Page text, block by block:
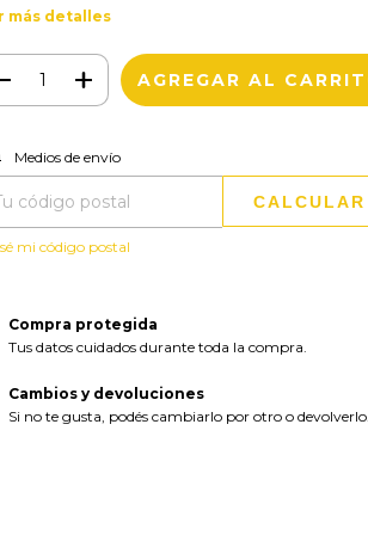
más detalles
para el CP:
Medios de envío
CALCULAR
mi código postal
Compra protegida
Tus datos cuidados durante toda la compra.
Cambios y devoluciones
Si no te gusta, podés cambiarlo por otro o devolverlo.